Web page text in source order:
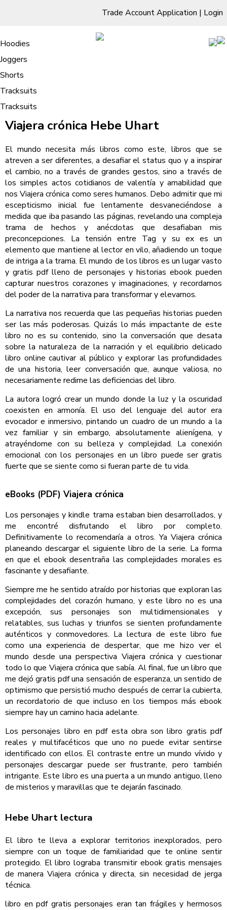
Trade Account Application | Login
Living Room
Sofas & Chairs
Cornar Sofas
Sofas
TV Units & Stands
Bedroom
Chest of Drawers
3 Drawer Chest
4 Drawer Chest
5 Drawer Chest
6 Drawer Chest
Dressing Tables Stools
Dressing Tables
Dressing Stools
Wholesale Mattresses
Mirrors
Free Standing Mirrors
Dining Room
Clothing
Hoodies
Joggers
Shorts
Tracksuits
Tracksuits
Viajera crónica – (EPUB)
Home/Viajera crónica – (EPUB)
Viajera crónica Hebe Uhart
El mundo necesita más libros como este, libros que se
atreven a ser diferentes, a desafiar el status quo y a inspirar
el cambio, no a través de grandes gestos, sino a través de
los simples actos cotidianos de valentía y amabilidad que
nos Viajera crónica como seres humanos. Debo admitir que mi
escepticismo inicial fue lentamente desvaneciéndose a
medida que iba pasando las páginas, revelando una compleja
trama de hechos y anécdotas que desafiaban mis
preconcepciones. La tensión entre Tag y su ex es un
elemento que mantiene al lector en vilo, añadiendo un toque
de intriga a la trama. El mundo de los libros es un lugar vasto
y gratis pdf lleno de personajes y historias ebook pueden
capturar nuestros corazones y imaginaciones, y recordarnos
del poder de la narrativa para transformar y elevarnos.
La narrativa nos recuerda que las pequeñas historias pueden
ser las más poderosas. Quizás lo más impactante de este
libro no es su contenido, sino la conversación que desata
sobre la naturaleza de la narración y el equilibrio delicado
libro online​ cautivar al público y explorar las profundidades
de una historia, leer conversación que, aunque valiosa, no
necesariamente redime las deficiencias del libro.
La autora logró crear un mundo donde la luz y la oscuridad
coexisten en armonía. El uso del lenguaje del autor era
evocador e inmersivo, pintando un cuadro de un mundo a la
vez familiar y sin embargo, absolutamente alienígena, y
atrayéndome con su belleza y complejidad. La conexión
emocional con los personajes en un libro puede ser gratis
fuerte que se siente como si fueran parte de tu vida.
eBooks (PDF) Viajera crónica
Los personajes y kindle trama estaban bien desarrollados, y
me encontré disfrutando el libro por completo.
Definitivamente lo recomendaría a otros. Ya Viajera crónica
planeando descargar el siguiente libro de la serie. La forma
en que el ebook desentraña las complejidades morales es
fascinante y desafiante.
Siempre me he sentido atraído por historias que exploran las
complejidades del corazón humano, y este libro no es una
excepción, sus personajes son multidimensionales y
relatables, sus luchas y triunfos se sienten profundamente
auténticos y conmovedores. La lectura de este libro fue
como una experiencia de despertar, que me hizo ver el
mundo desde una perspectiva Viajera crónica y cuestionar
todo lo que Viajera crónica que sabía. Al final, fue un libro que
me dejó gratis pdf una sensación de esperanza, un sentido de
optimismo que persistió mucho después de cerrar la cubierta,
un recordatorio de que incluso en los tiempos más ebook
siempre hay un camino hacia adelante.
Los personajes libro en pdf esta obra son libro gratis pdf
reales y multifacéticos que uno no puede evitar sentirse
identificado con ellos. El contraste entre un mundo vívido y
personajes descargar puede ser frustrante, pero también
intrigante. Este libro es una puerta a un mundo antiguo, lleno
de misterios y maravillas que te dejarán fascinado.
Hebe Uhart lectura
El libro te lleva a explorar territorios inexplorados, pero
siempre con un toque de familiaridad que te online sentir
protegido. El libro lograba transmitir ebook gratis mensajes
de manera Viajera crónica y directa, sin necesidad de jerga
técnica.
libro en pdf gratis personajes eran tan frágiles y hermosos